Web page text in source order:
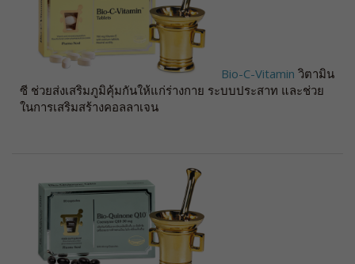
Bio-C-Vitamin วิตามิน
ซี ช่วยส่งเสริมภูมิคุ้มกันให้แก่ร่างกาย ระบบประสาท และช่วย
ในการเสริมสร้างคอลลาเจน